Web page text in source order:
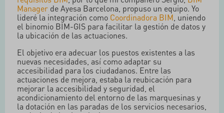
Manager de Ayesa Barcelona, propuso un equipo. Yo
lideré la integración como Coordinadora BIM , uniendo
el binomio BIM-GIS para facilitar la gestión de datos y
la ubicación de las actuaciones.
El objetivo era adecuar los puestos existentes a las
nuevas necesidades, así como adaptar su
accesibilidad para los ciudadanos. Entre las
actuaciones de mejora, estaba la reubicación para
mejorar la accesibilidad y seguridad, el
acondicionamiento del entorno de las marquesinas y
la dotación en las paradas de los servicios necesarios,